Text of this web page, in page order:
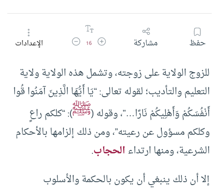
حفظ مشاركة زيادة حجم الخط
16 تقليل حجم الخطالإعدادات
للزوج الولاية على زوجته، وتشمل هذه الولاية ولاية
التعليم والتأديب؛ لقوله تعالى: “يَا أَيُّهَا الَّذِينَ آمَنُوا قُوا
أَنْفُسَكُمْ وَأَهْلِيكُمْ نَارًا…”، وقوله (ﷺ): “كلكم راعٍ
وكلكم مسؤول عن رعيته”، ومن ذلك إلزامها بالأحكام
الشرعية، ومنها ارتداءالحجاب.
إلا أن ذلك ينبغي أن يكون بالحكمة والأسلوب